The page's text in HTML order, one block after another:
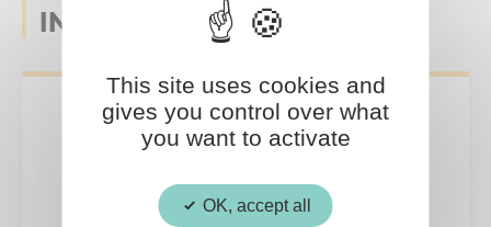
INTERESSER
This site uses cookies and
gives you control over what
you want to activate
OK, accept all